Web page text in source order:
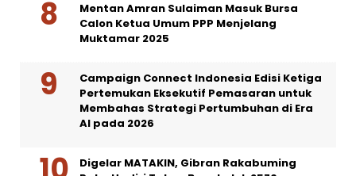
Mentan Amran Sulaiman Masuk Bursa
Calon Ketua Umum PPP Menjelang
Muktamar 2025
Campaign Connect Indonesia Edisi Ketiga
Pertemukan Eksekutif Pemasaran untuk
Membahas Strategi Pertumbuhan di Era
AI pada 2026
Digelar MATAKIN, Gibran Rakabuming